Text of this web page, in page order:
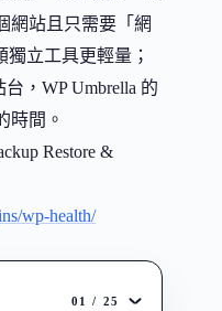
網站且只需要「網
獨立工具更輕量；
，WP Umbrella 的
時間。
Restore &
wp-health/
01 / 25